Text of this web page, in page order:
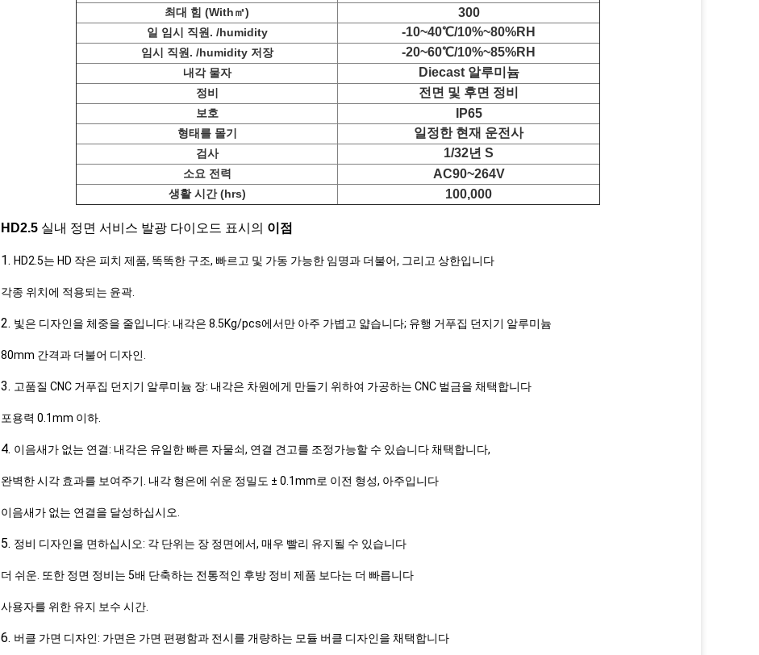
최대 힘 (With㎡) 300
일 임시 직원. /humidity -10~40℃/10%~80%RH
임시 직원. /humidity 저장 -20~60℃/10%~85%RH
내각 물자 Diecast 알루미늄
정비 전면 및 후면 정비
보호 IP65
형태를 몰기 일정한 현재 운전사
검사 1/32년 S
소요 전력 AC90~264V
생활 시간 (hrs) 100,000
HD2.5 실내 정면 서비스 발광 다이오드 표시의 이점
1. HD2.5는 HD 작은 피치 제품, 똑똑한 구조, 빠르고 및 가동 가능한 임명과 더불어, 그리고 상한입니다
각종 위치에 적용되는 윤곽.
2. 빛은 디자인을 체중을 줄입니다: 내각은 8.5Kg/pcs에서만 아주 가볍고 얇습니다; 유행 거푸집 던지기 알루미늄
80mm 간격과 더불어 디자인.
3. 고품질 CNC 거푸집 던지기 알루미늄 장: 내각은 차원에게 만들기 위하여 가공하는 CNC 벌금을 채택합니다
포용력 0.1mm 이하.
4. 이음새가 없는 연결: 내각은 유일한 빠른 자물쇠, 연결 견고를 조정가능할 수 있습니다 채택합니다,
완벽한 시각 효과를 보여주기. 내각 형은에 쉬운 정밀도 ± 0.1mm로 이전 형성, 아주입니다
이음새가 없는 연결을 달성하십시오.
5. 정비 디자인을 면하십시오: 각 단위는 장 정면에서, 매우 빨리 유지될 수 있습니다
더 쉬운. 또한 정면 정비는 5배 단축하는 전통적인 후방 정비 제품 보다는 더 빠릅니다
사용자를 위한 유지 보수 시간.
6. 버클 가면 디자인: 가면은 가면 편평함과 전시를 개량하는 모듈 버클 디자인을 채택합니다